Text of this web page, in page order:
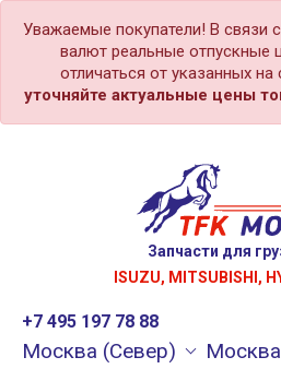
Уважаемые покупатели! В связи
валют реальные отпускные
отличаться от указанных на
уточняйте актуальные цены
Запчасти для
ISUZU, MITSUBISHI,
+7 495 197 78 88
Москва (Север)